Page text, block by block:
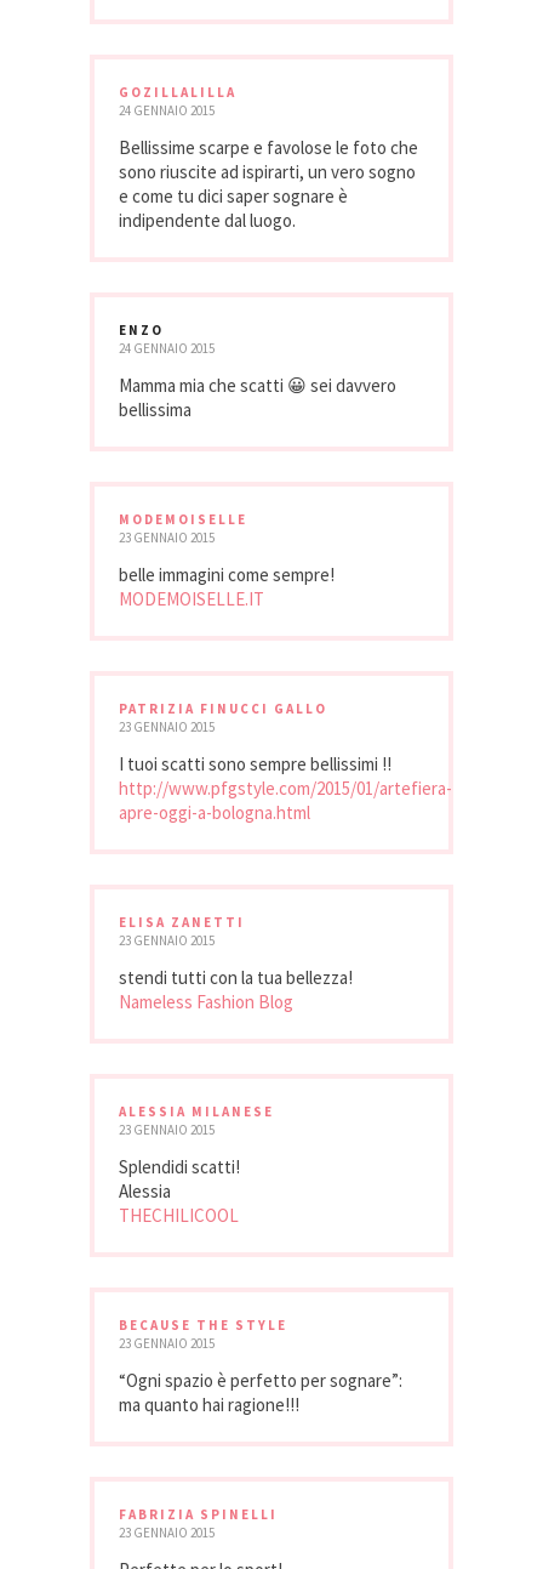
GOZILLALILLA
24 GENNAIO 2015
Bellissime scarpe e favolose le foto che
sono riuscite ad ispirarti, un vero sogno
e come tu dici saper sognare è
indipendente dal luogo.
ENZO
24 GENNAIO 2015
Mamma mia che scatti 😀 sei davvero
bellissima
MODEMOISELLE
23 GENNAIO 2015
belle immagini come sempre!
MODEMOISELLE.IT
PATRIZIA FINUCCI GALLO
23 GENNAIO 2015
I tuoi scatti sono sempre bellissimi !!
http://www.pfgstyle.com/2015/01/artefiera-
apre-oggi-a-bologna.html
ELISA ZANETTI
23 GENNAIO 2015
stendi tutti con la tua bellezza!
Nameless Fashion Blog
ALESSIA MILANESE
23 GENNAIO 2015
Splendidi scatti!
Alessia
THECHILICOOL
BECAUSE THE STYLE
23 GENNAIO 2015
“Ogni spazio è perfetto per sognare”:
ma quanto hai ragione!!!
FABRIZIA SPINELLI
23 GENNAIO 2015